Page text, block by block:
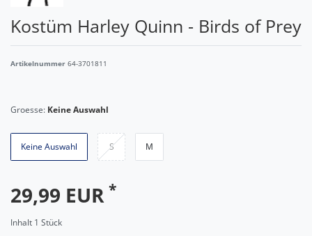
Kostüm Harley Quinn - Birds of Prey
Artikelnummer 64-3701811
Groesse: Keine Auswahl
Keine Auswahl S M
29,99 EUR *
Inhalt 1 Stück